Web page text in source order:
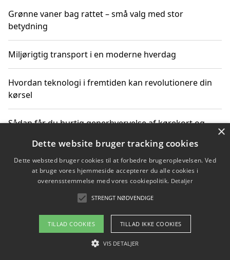
Grønne vaner bag rattet – små valg med stor
betydning
Miljørigtig transport i en moderne hverdag
Hvordan teknologi i fremtiden kan revolutionere din
kørsel
Sådan får du hurtig generhvervelse af kørekort og
Sådan lærer du miljørigtig kørsel hos en køreskole i
Gentofte
Copyright 2026 - Pilanto Aps
Om / kontakt
×
Dette website bruger tracking cookies
Dette websted bruger cookies til at forbedre brugeroplevelsen. Ved
at bruge vores hjemmeside accepterer du alle cookies i
overensstemmelse med vores cookiepolitik. Detaljer
STRENGT NØDVENDIGE
TILLAD COOKIES TILLAD IKKE COOKIES
VIS DETALJER